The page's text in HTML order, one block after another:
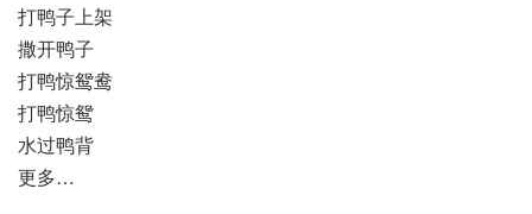
打鸭子上架
撒开鸭子
打鸭惊鸳鸯
打鸭惊鸳
水过鸭背
更多…